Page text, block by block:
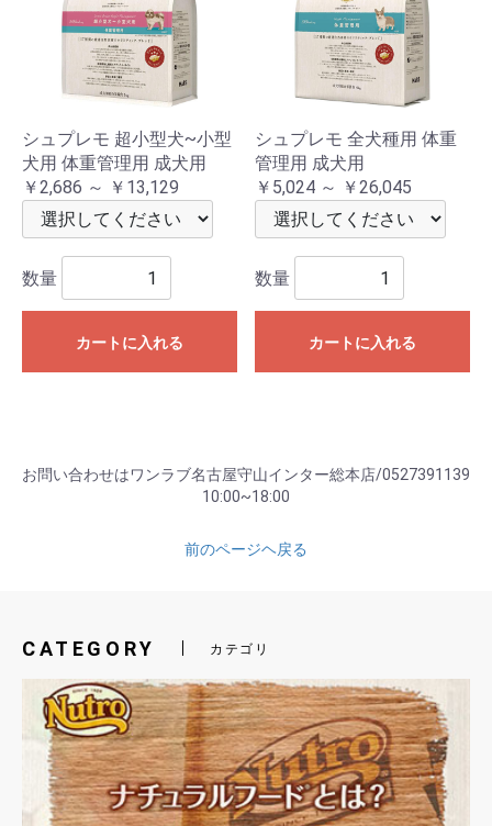
シュプレモ 超小型犬~小型
犬用 体重管理用 成犬用
￥2,686 ～ ￥13,129
数量
カートに入れる
シュプレモ 全犬種用 体重
管理用 成犬用
￥5,024 ～ ￥26,045
数量
カートに入れる
お問い合わせはワンラブ名古屋守山インター総本店/0527391139
10:00~18:00
前のページヘ戻る
CATEGORY カテゴリ